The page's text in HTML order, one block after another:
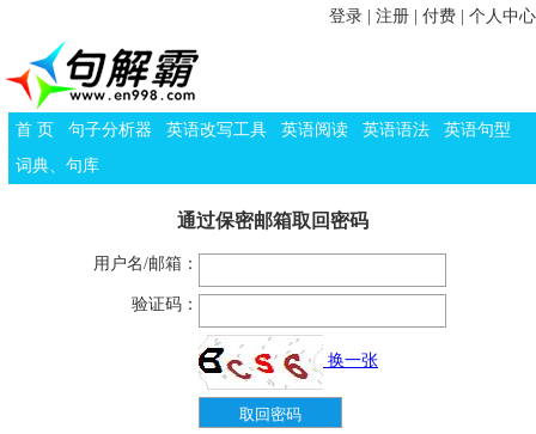
登录 注册 付费 个人中心
首 页 句子分析器 英语改写工具 英语阅读 英语语法
英语句型
词典、句库
通过保密邮箱取回密码
用户名/邮箱：
验证码：
换一张